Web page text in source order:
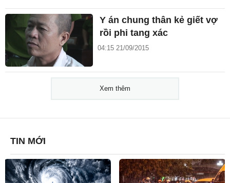
Y án chung thân kẻ giết vợ
rồi phi tang xác
04:15 21/09/2015
Xem thêm
TIN MỚI